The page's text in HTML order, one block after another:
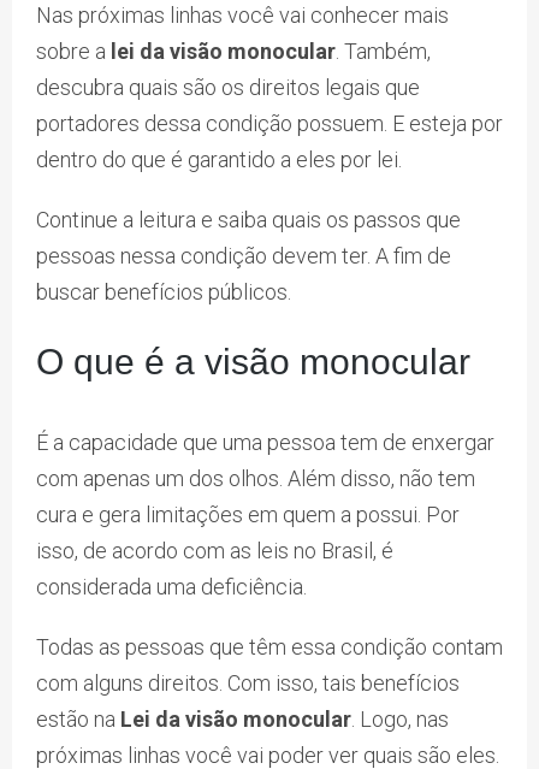
Nas próximas linhas você vai conhecer mais
sobre a lei da visão monocular . Também,
descubra quais são os direitos legais que
portadores dessa condição possuem. E esteja por
dentro do que é garantido a eles por lei.
Continue a leitura e saiba quais os passos que
pessoas nessa condição devem ter. A fim de
buscar benefícios públicos.
O que é a visão monocular
É a capacidade que uma pessoa tem de enxergar
com apenas um dos olhos. Além disso, não tem
cura e gera limitações em quem a possui. Por
isso, de acordo com as leis no Brasil, é
considerada uma deficiência.
Todas as pessoas que têm essa condição contam
com alguns direitos. Com isso, tais benefícios
estão na Lei da visão monocular . Logo, nas
próximas linhas você vai poder ver quais são eles.